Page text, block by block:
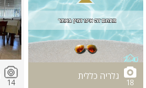
18
גלריה כללית
14